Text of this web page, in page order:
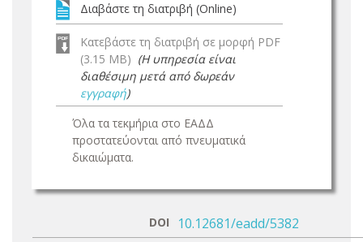
Διαβάστε τη διατριβή (Online)
Κατεβάστε τη διατριβή σε μορφή PDF
(3.15 MB) (Η υπηρεσία είναι
διαθέσιμη μετά από δωρεάν
εγγραφή)
Όλα τα τεκμήρια στο ΕΑΔΔ
προστατεύονται από πνευματικά
δικαιώματα.
DOI 10.12681/eadd/5382